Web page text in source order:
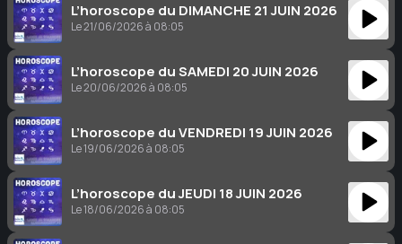
L’horoscope du DIMANCHE 21 JUIN 2026
Le 21/06/2026 à 08:05
L’horoscope du SAMEDI 20 JUIN 2026
Le 20/06/2026 à 08:05
L’horoscope du VENDREDI 19 JUIN 2026
Le 19/06/2026 à 08:05
L’horoscope du JEUDI 18 JUIN 2026
Le 18/06/2026 à 08:05